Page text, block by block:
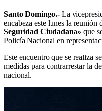
Santo Domingo.- La
encabeza este lunes la reunión
Seguridad Ciudadana» que
Policía Nacional en
Este encuentro que se realiza
medidas para contrarrestar la
nacional.